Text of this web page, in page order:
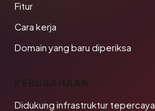
Fitur
Cara kerja
Domain yang baru diperiksa
PERUSAHAAN
Didukung infrastruktur tepercaya